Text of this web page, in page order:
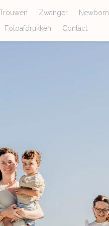
Zwanger Newborn
Fotoafdrukken Contact